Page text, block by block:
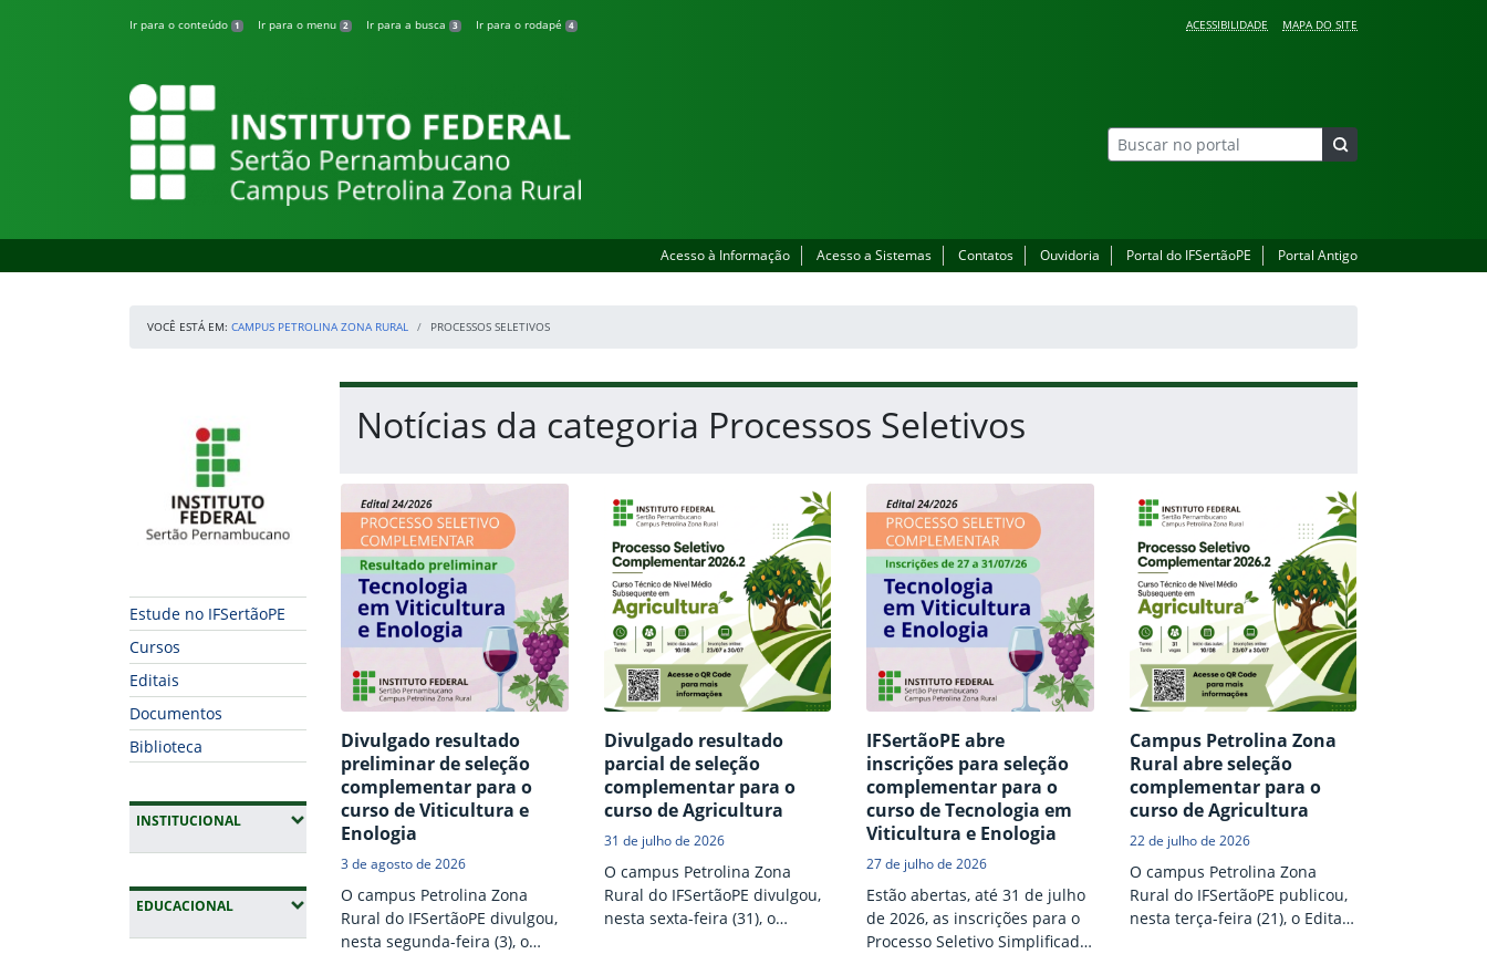
Ir para o conteúdo 1 Ir para o menu 2 Ir para a busca 3 Ir para o rodapé 4 ACESSIBILIDADE MAPA DO SITE
Campus Petrolina Zona Rural
Acesso à Informação Acesso a Sistemas Contatos Ouvidoria Portal do IFSertãoPE Portal Antigo
VOCÊ ESTÁ EM: CAMPUS PETROLINA ZONA RURAL PROCESSOS SELETIVOS
Estude no IFSertãoPE
Cursos
Editais
Documentos
Biblioteca
INSTITUCIONAL(EXPANDIR SUBMENUS)
EDUCACIONAL(EXPANDIR SUBMENUS)
Início do conteúdo
Notícias da categoria Processos Seletivos
Divulgado resultado
preliminar de seleção
complementar para o
curso de Viticultura e
Enologia
3 de agosto de 2026
O campus Petrolina Zona
Rural do IFSertãoPE divulgou,
nesta segunda-feira (3), o
Divulgado resultado
parcial de seleção
complementar para o
curso de Agricultura
31 de julho de 2026
O campus Petrolina Zona
Rural do IFSertãoPE divulgou,
nesta sexta-feira (31), o
IFSertãoPE abre
inscrições para seleção
complementar para o
curso de Tecnologia em
Viticultura e Enologia
27 de julho de 2026
Estão abertas, até 31 de julho
de 2026, as inscrições para o
Processo Seletivo Simplificado
Campus Petrolina Zona
Rural abre seleção
complementar para o
curso de Agricultura
22 de julho de 2026
O campus Petrolina Zona
Rural do IFSertãoPE publicou,
nesta terça-feira (21), o Edital